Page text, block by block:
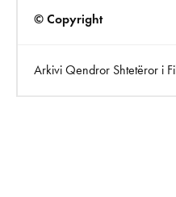
© Copyright
Arkivi Qendror Shtetëror i